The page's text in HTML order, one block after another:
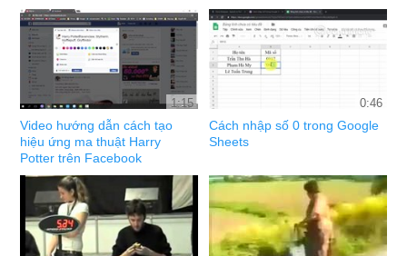
1:15
Video hướng dẫn cách tạo
hiệu ứng ma thuật Harry
Potter trên Facebook
0:46
Cách nhập số 0 trong Google
Sheets